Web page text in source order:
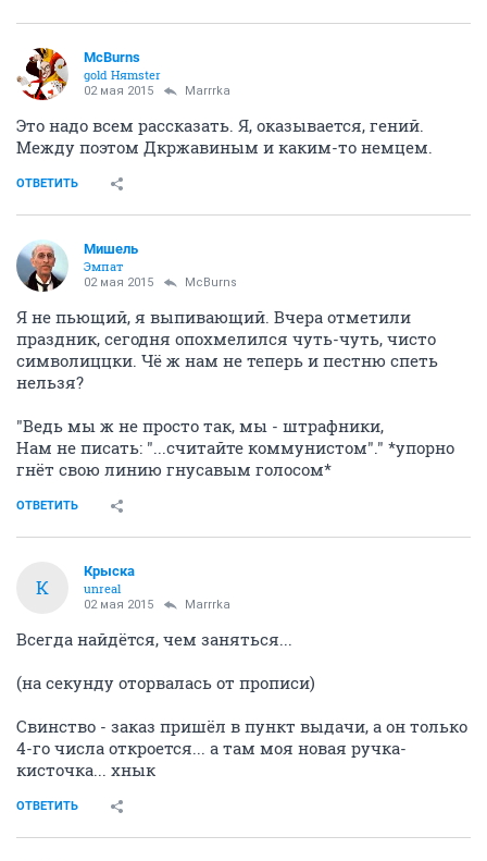
McBurns
gold Няmster
02 мая 2015 Marrrka
Это надо всем рассказать. Я, оказывается, гений.
Между поэтом Дкржавиным и каким-то немцем.
ОТВЕТИТЬ
Мишель
Эмпат
02 мая 2015 McBurns
Я не пьющий, я выпивающий. Вчера отметили
праздник, сегодня опохмелился чуть-чуть, чисто
символиццки. Чё ж нам не теперь и пестню спеть
нельзя?
"Ведь мы ж не просто так, мы - штрафники,
Нам не писать: "...считайте коммунистом"." *упорно
гнёт свою линию гнусавым голосом*
ОТВЕТИТЬ
К
Крыска
unreal
02 мая 2015 Marrrka
Всегда найдётся, чем заняться...
(на секунду оторвалась от прописи)
Свинство - заказ пришёл в пункт выдачи, а он только
4-го числа откроется... а там моя новая ручка-
кисточка... хнык
ОТВЕТИТЬ